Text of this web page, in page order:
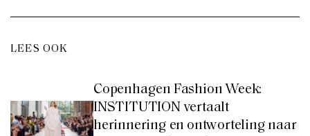
LEES OOK
Copenhagen Fashion Week:
INSTITUTION vertaalt
herinnering en ontworteling naar